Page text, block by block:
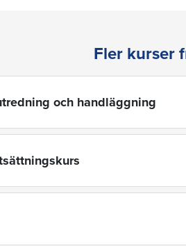
Fler kurser
och handläggning